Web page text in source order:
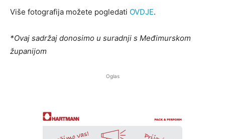
Više fotografija možete pogledati OVDJE.
*Ovaj sadržaj donosimo u suradnji s Međimurskom
županijom
Oglas